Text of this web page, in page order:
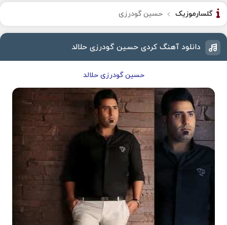
گلسارموزیک حسین گودرزی
دانلود آهنگ کردی حسین گودرزی حلالد
حسین گودرزی حلالد